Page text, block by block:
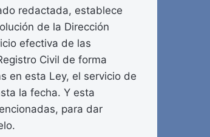
redactada, establece
de la Dirección
efectiva de las
Civil de forma
en esta Ley, el servicio de
la fecha. Y esta
para dar